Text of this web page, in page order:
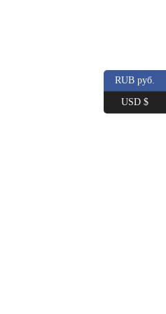
RUB руб.
USD $